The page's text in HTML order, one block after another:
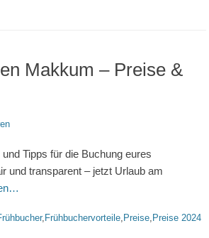
Makkum – Preise &
Tipps für die Buchung eures
und transparent – jetzt Urlaub am
, Frühbuchervorteile, Preise, Preise 2024